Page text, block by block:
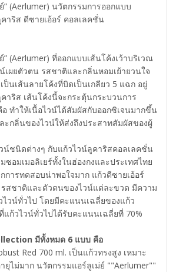
” (Aerlumer) นวัตกรรมการออกแบบ
าริส ดีซายเอ้อร์ คอลเลคชั่น
” (Aerlumer) ที่ออกแบบเส้นโค้งเว้าบริเวณ
เผยตัวตน รสชาติและกลิ่นหอมเย้ายวนใจ
ป็นเส้นลายโค้งที่บิดเป็นเกลียว 5 แฉก อยู่
าริส เส้นโค้งนี้จะกระตุ้นกระบวนการ
ทำให้เนื้อไวน์ได้สัมผัสกับออกซิเจนมากขึ้น
กลิ่นของไวน์ให้ส่งถึงประสาทสัมผัสของผู้
น์ชนิดต่างๆ กับแก้วไวน์ลูคาริสคอลเลคชั่น
ซอมเมอลิเยร์ทั้งในฮ่องกงและประเทศไทย
การทดสอบน่าพอใจมาก แก้วดีซายเอ้อร์
รสชาติและตัวตนของไวน์แต่ละขวด มีความ
ไวน์ทั่วไป โดยมีคะแนนเฉลี่ยของแก้ว
ก้วไวน์ทั่วไปได้รับคะแนนเฉลี่ยที่ 70%
มีทั้งหมด 6 แบบ คือ
Red 700 ml. เป็นแก้วทรงสูง เหมาะ
ยุไม่มาก นวัตกรรมแอร์ลูเม่ย์ ""Aerlumer""